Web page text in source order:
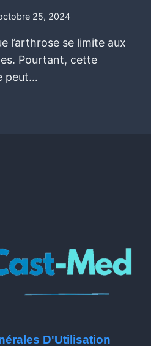
25, 2024
l’arthrose se limite aux
Pourtant, cette
peut…
D'Utilisation